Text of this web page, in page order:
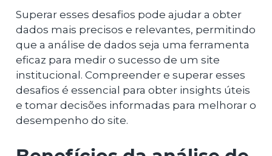
Superar esses desafios pode ajudar a obter
dados mais precisos e relevantes, permitindo
que a análise de dados seja uma ferramenta
eficaz para medir o sucesso de um site
institucional. Compreender e superar esses
desafios é essencial para obter insights úteis
e tomar decisões informadas para melhorar o
desempenho do site.